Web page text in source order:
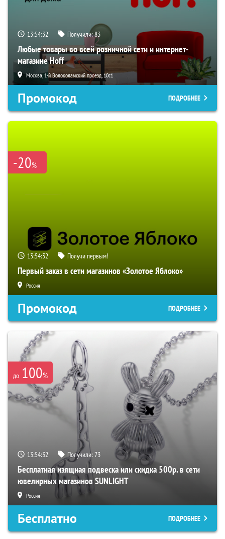
13:54:31 Получили:83
Любые товары во всей розничной сети и интернет-
магазине Hoff
Москва, 1-й Волоколамский проезд, 10с1
Промокод ПОДРОБНЕЕ
-20%
13:54:31 Получи первым!
Первый заказ в сети магазинов «Золотое Яблоко»
Россия
Промокод ПОДРОБНЕЕ
до 100%
13:54:31 Получили:73
Бесплатная изящная подвеска или скидка 500р. в сети
ювелирных магазинов SUNLIGHT
Россия
Бесплатно ПОДРОБНЕЕ